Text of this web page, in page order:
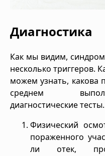
Диагностика
Как мы видим,
несколько триггеров.
можем узнать, какова
среднем
диагностические тесты.
Физический
пораженного
ли отек,